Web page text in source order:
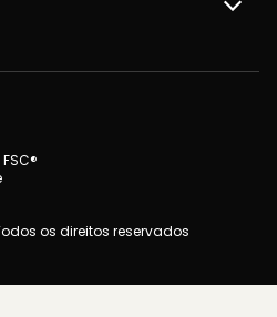
os direitos reservados